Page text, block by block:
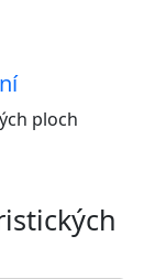
ploch